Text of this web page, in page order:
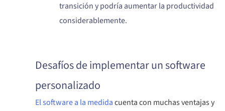
transición y podría aumentar la productividad
considerablemente.
Desafíos de implementar un software
personalizado
El software a la medidacuenta con muchas ventajas y